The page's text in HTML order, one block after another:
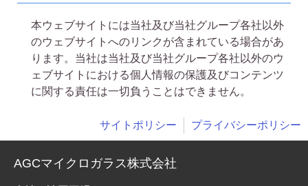
本ウェブサイトには当社及び当社グループ各社以外
のウェブサイトへのリンクが含まれている場合があ
ります。当社は当社及び当社グループ各社以外のウ
ェブサイトにおける個人情報の保護及びコンテンツ
に関する責任は一切負うことはできません。
サイトポリシー プライバシーポリシー
AGCマイクロガラス株式会社